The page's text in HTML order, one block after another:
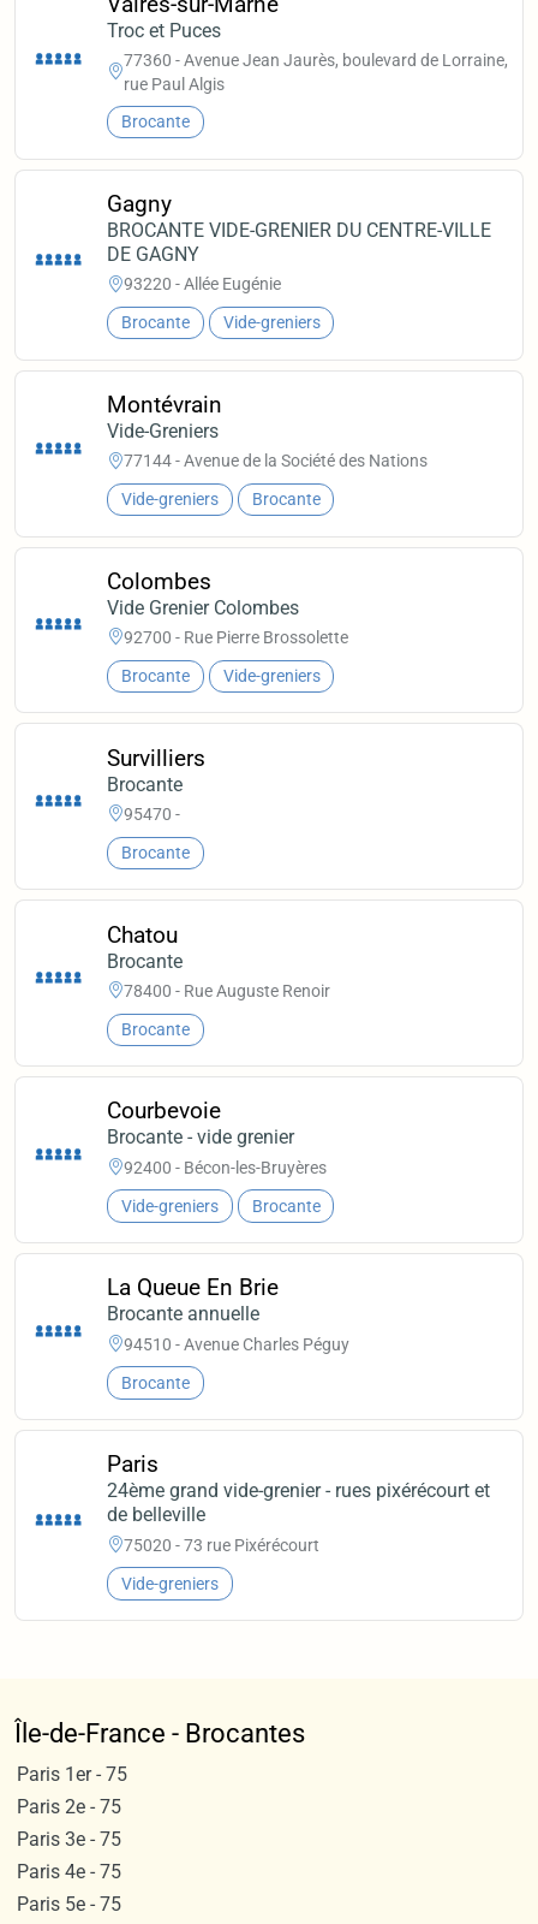
Troc et Puces
77360 - Avenue Jean Jaurès, boulevard de Lorraine,
rue Paul Algis
Brocante
Gagny
BROCANTE VIDE-GRENIER DU CENTRE-VILLE
DE GAGNY
93220 - Allée Eugénie
Brocante Vide-greniers
Montévrain
Vide-Greniers
77144 - Avenue de la Société des Nations
Vide-greniers Brocante
Colombes
Vide Grenier Colombes
92700 - Rue Pierre Brossolette
Brocante Vide-greniers
Survilliers
Brocante
95470 -
Brocante
Chatou
Brocante
78400 - Rue Auguste Renoir
Brocante
Courbevoie
Brocante - vide grenier
92400 - Bécon-les-Bruyères
Vide-greniers Brocante
La Queue En Brie
Brocante annuelle
94510 - Avenue Charles Péguy
Brocante
Paris
24ème grand vide-grenier - rues pixérécourt et
de belleville
75020 - 73 rue Pixérécourt
Vide-greniers
Île-de-France - Brocantes
Paris 1er - 75
Paris 2e - 75
Paris 3e - 75
Paris 4e - 75
Paris 5e - 75